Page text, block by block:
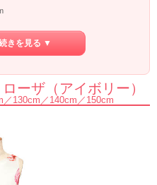
きを見る ▼
ザ（アイボリー）
130cm／140cm／150cm